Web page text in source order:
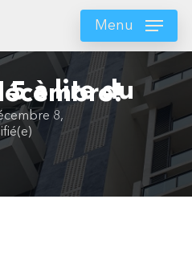
Menu
5 à lire du
8,